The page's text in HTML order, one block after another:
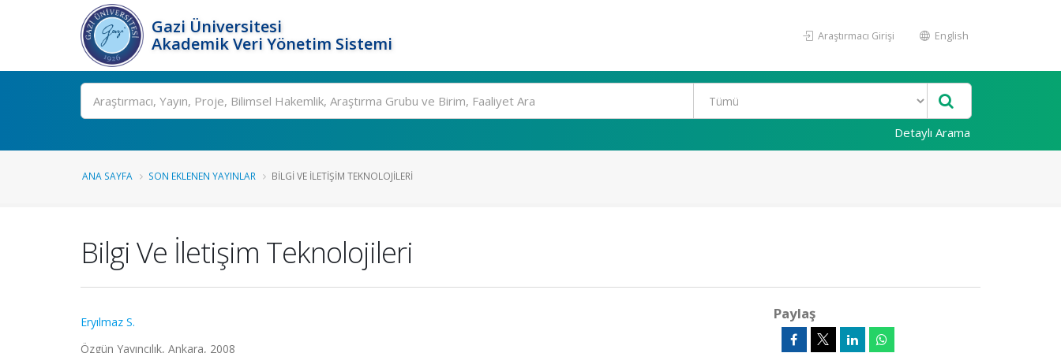
Gazi Üniversitesi
Akademik Veri Yönetim Sistemi
Araştırmacı Girişi English
Ara
Detaylı Arama
ANA SAYFA SON EKLENEN YAYINLAR BILGI VE İLETIŞIM TEKNOLOJILERI
Bilgi Ve İletişim Teknolojileri
Eryılmaz S.
Özgün Yayıncılık, Ankara, 2008
Paylaş